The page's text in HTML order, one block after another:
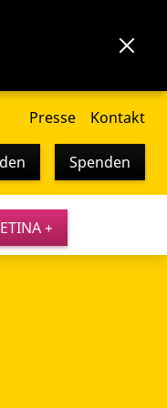
Presse Kontakt
Spenden
+